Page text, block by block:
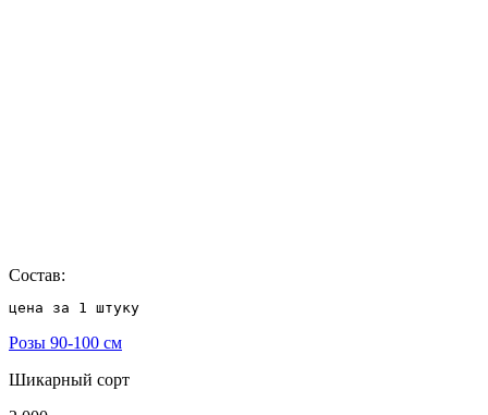
Состав:
цена за 1 штуку
Розы 90-100 см
Шикарный сорт